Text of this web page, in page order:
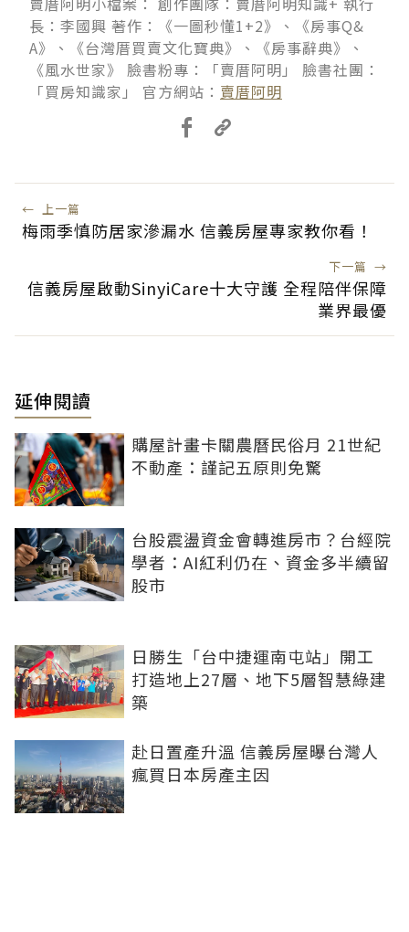
長：李國興 著作：《一圖秒懂1+2》、《房事Q&
A》、《台灣厝買賣文化寶典》、《房事辭典》、
《風水世家》 臉書粉專：「賣厝阿明」 臉書社團：
「買房知識家」 官方網站： 賣厝阿明
← 上一篇
梅雨季慎防居家滲漏水 信義房屋專家教你看！
下一篇 →
信義房屋啟動SinyiCare十大守護 全程陪伴保障
業界最優
延伸閱讀
購屋計畫卡關農曆民俗月 21世紀
不動產：謹記五原則免驚
台股震盪資金會轉進房市？台經院
學者：AI紅利仍在、資金多半續留
股市
日勝生「台中捷運南屯站」開工
打造地上27層、地下5層智慧綠建
築
赴日置產升溫 信義房屋曝台灣人
瘋買日本房產主因